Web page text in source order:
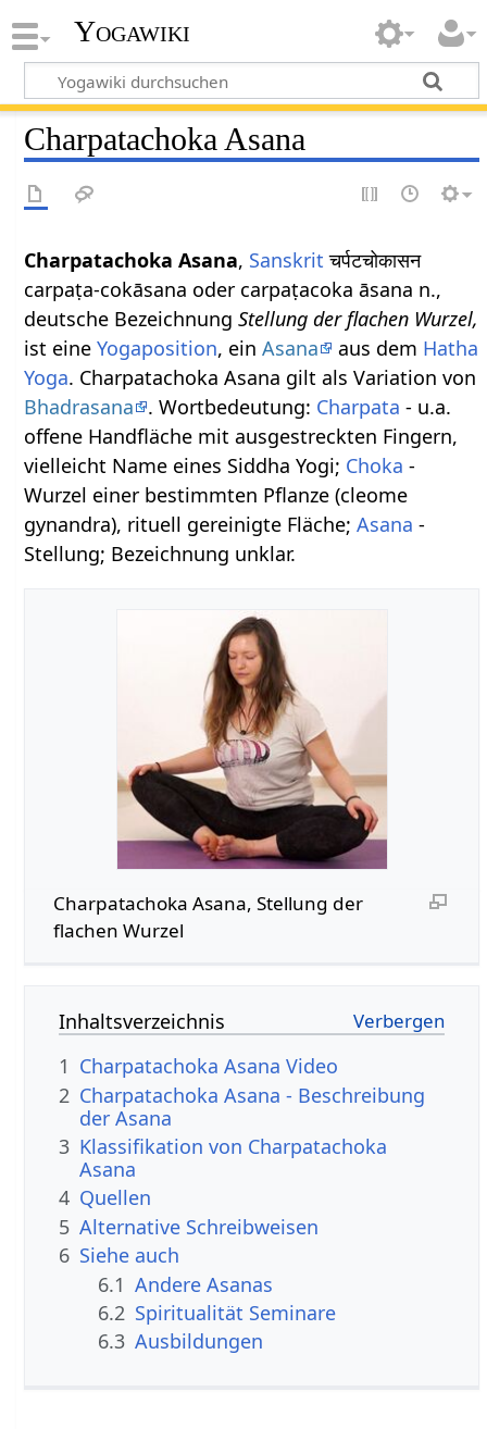
Yogawiki
Charpatachoka Asana
Charpatachoka Asana, Sanskrit चर्पटचोकासन
carpaṭa-cokāsana oder carpaṭacoka āsana n.,
deutsche BezeichnungStellung der flachen Wurzel,
ist eineYogaposition, einAsana aus dem Hatha
Yoga. Charpatachoka Asana gilt als Variation von
Bhadrasana
. Wortbedeutung: Charpata - u.a.
offene Handfläche mit ausgestreckten Fingern,
vielleicht Name eines Siddha Yogi; Choka -
Wurzel einer bestimmten Pflanze (cleome
gynandra), rituell gereinigte Fläche;Asana -
Stellung; Bezeichnung unklar.
Charpatachoka Asana, Stellung der
flachen Wurzel
Inhaltsverzeichnis
1 Charpatachoka Asana Video
2 Charpatachoka Asana - Beschreibung
der Asana
3 Klassifikation von Charpatachoka
Asana
4 Quellen
5 Alternative Schreibweisen
6 Siehe auch
6.1 Andere Asanas
6.2 Spiritualität Seminare
6.3 Ausbildungen